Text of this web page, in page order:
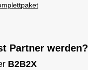
Partner werden?
B2B2X